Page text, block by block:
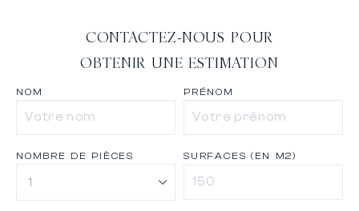
CONTACTEZ-NOUS POUR
OBTENIR UNE ESTIMATION
NOM PRÉNOM
NOMBRE DE PIÈCES SURFACES (EN M2)